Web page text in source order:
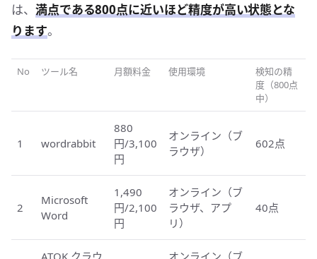
は、 満点である800点に近いほど精度が高い状態とな
ります。
No ツール名 月額料金 使用環境
検知の精
度（800点
中）
1 wordrabbit
880
円/3,100
円
オンライン（ブ
ラウザ）
602点
2
Microsoft
Word
1,490
円/2,100
円
オンライン（ブ
ラウザ、アプ
リ）
40点